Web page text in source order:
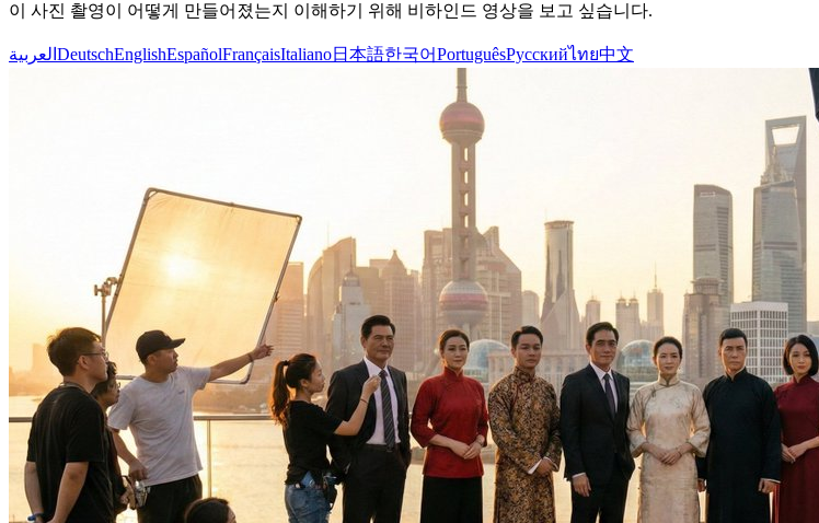
이 사진 촬영이 어떻게 만들어졌는지 이해하기 위해 비하인드 영상을 보고 싶습니다.
العربية DeutschEnglishEspañolFrançaisItaliano日本語한국어PortuguêsРусскийไทย中文